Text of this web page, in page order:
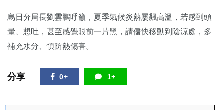
烏日分局長劉雲鵬呼籲，夏季氣候炎熱屢飆高溫，若感到頭
暈、想吐，甚至感覺眼前一片黑，請儘快移動到陰涼處，多
補充水分、慎防熱傷害。
分享 0+ 1+